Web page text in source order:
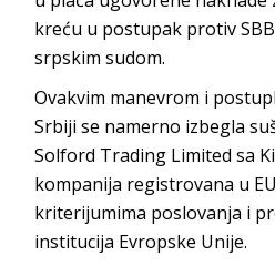
kreću u postupak protiv
srpskim sudom.
Ovakvim manevrom i
Srbiji se namerno izbegla
Solford Trading Limited sa
kompanija registrovana u
kriterijumima poslovanja i
institucija Evropske Unije.